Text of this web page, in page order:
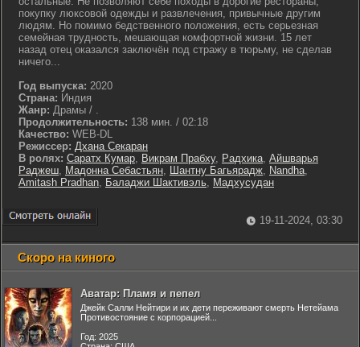
покупку люксовой одежды и развлечения, привычные другим
людям. Но помимо бедственного положения, есть серьезная
семейная трудность, мешающая комфортной жизни. 15 лет
назад отец оказался заключён под стражу в тюрьму, не сделав
ничего...
Год выпуска: 2020
Страна: Индия
Жанр: Драмы / .
Продолжительность: 138 мин. / 02:18
Качество: WEB-DL
Режиссер: Дхана Секаран
В ролях: Саратх Кумар, Викрам Прабху, Радхика, Айшварья
Раджеш, Мадонна Себастьян, Шантну Багьярадж, Nandha,
Amitash Pradhan, Баладжи Шактивэль, Мадхусудан
19-11-2024, 03:30
Скоро на киного
Аватар: Пламя и пепел
Джейк Салли Нейтири и их дети переживают смерть Нетейама
Противостояние с корпорацией...
Год: 2025